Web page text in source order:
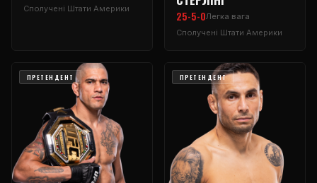
Сполучені Штати Америки
25-5-0Легка вага
Сполучені Штати Америки
ПРЕТЕНДЕНТ ПРЕТЕНДЕНТ